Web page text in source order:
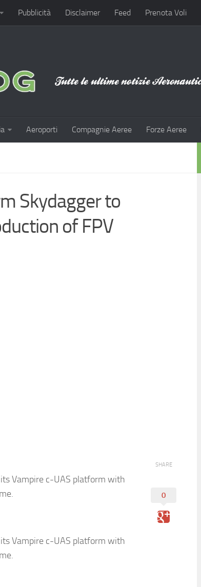
Pubblicità Disclaimer Feed Prenota Voli
Aeroporti Compagnie Aeree Forze Aeree
Skydagger to
of FPV
Vampire c-UAS platform with
Vampire c-UAS platform with
SHARE
0